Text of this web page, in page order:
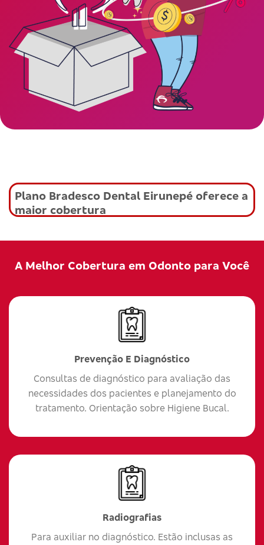
Plano Bradesco Dental Eirunepé oferece a
maior cobertura
A Melhor Cobertura em Odonto para Você
Prevenção E Diagnóstico
Consultas de diagnóstico para avaliação das
necessidades dos pacientes e planejamento do
tratamento. Orientação sobre Higiene Bucal.
Radiografias
Para auxiliar no diagnóstico. Estão inclusas as